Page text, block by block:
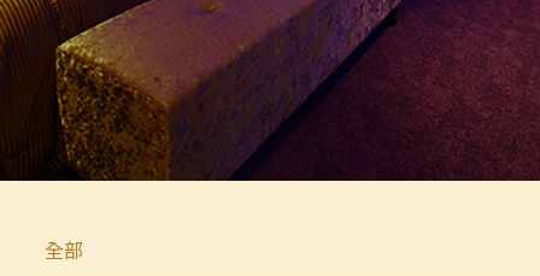
全部